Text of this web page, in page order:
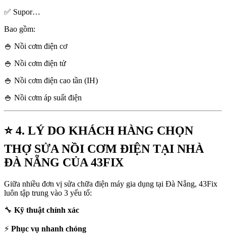
✅ Supor…
Bao gồm:
🍚 Nồi cơm điện cơ
🍚 Nồi cơm điện tử
🍚 Nồi cơm điện cao tần (IH)
🍚 Nồi cơm áp suất điện
⭐ 4. LÝ DO KHÁCH HÀNG CHỌN
THỢ SỬA NỒI CƠM ĐIỆN TẠI NHÀ
ĐÀ NẴNG CỦA 43FIX
Giữa nhiều đơn vị sửa chữa điện máy gia dụng tại Đà Nẵng, 43Fix
luôn tập trung vào 3 yếu tố:
🔧 Kỹ thuật chính xác
⚡ Phục vụ nhanh chóng